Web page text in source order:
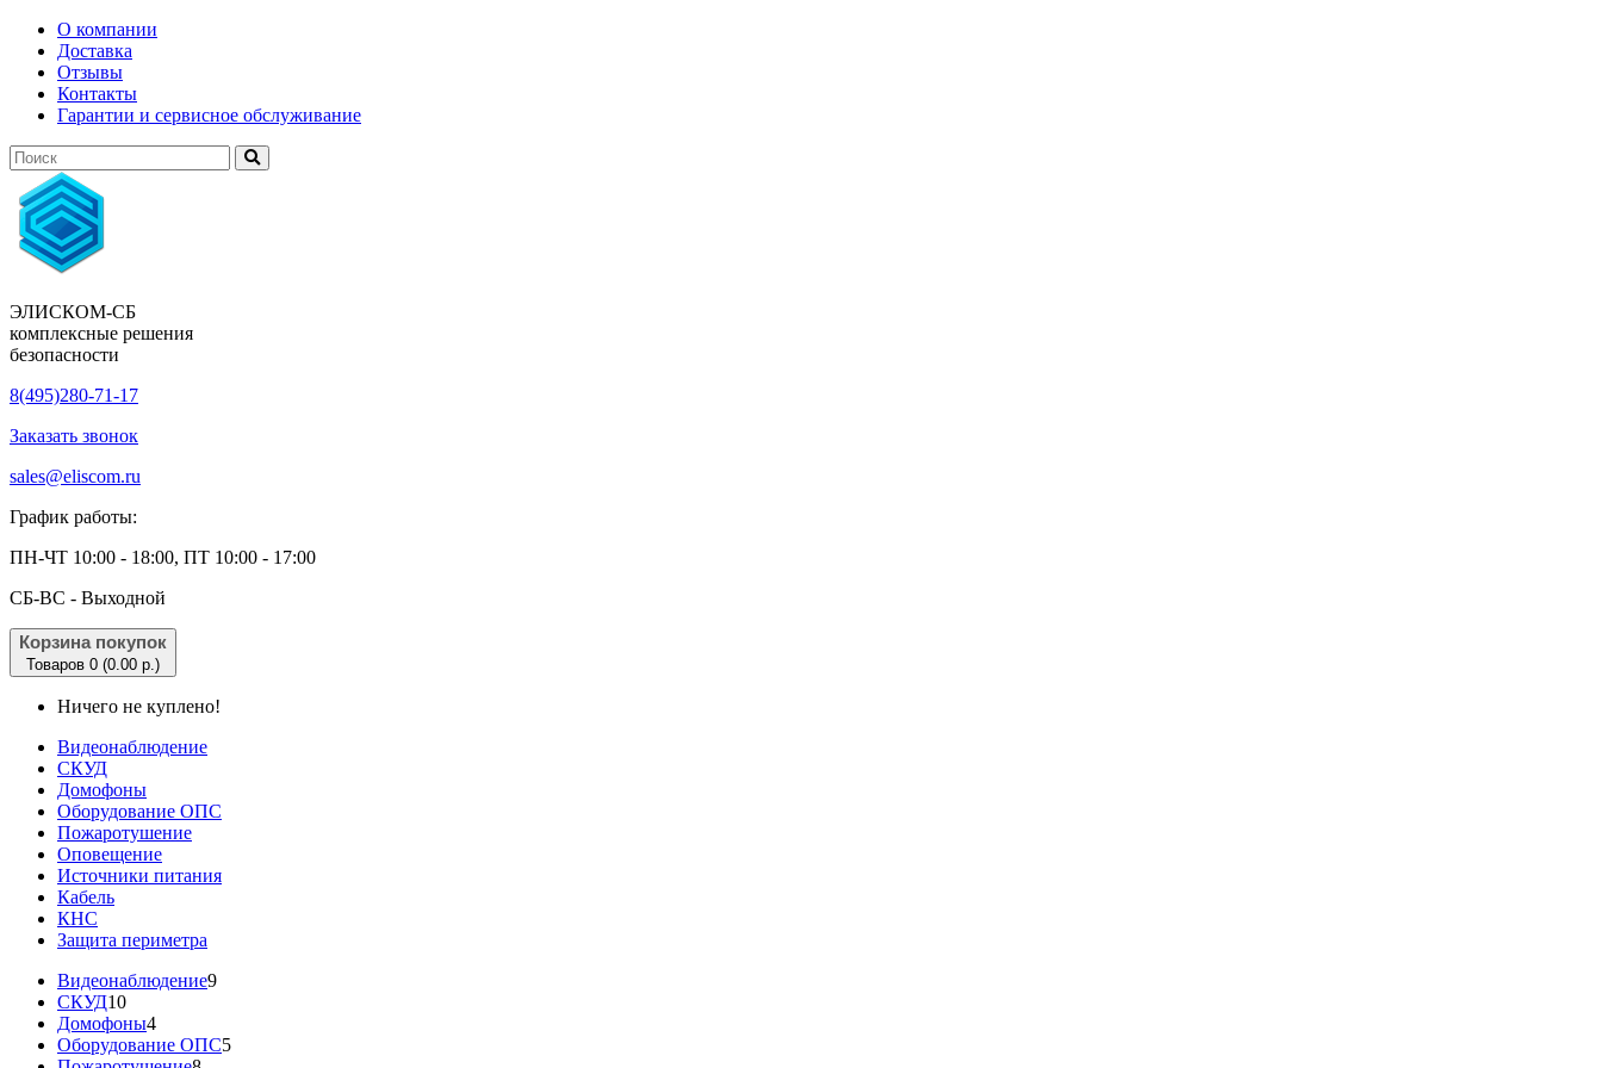
О компании
Доставка
Отзывы
Контакты
Гарантии и сервисное обслуживание
ЭЛИСКОМ-СБ
комплексные решения
безопасности
8(495)280-71-17
Заказать звонок
sales@eliscom.ru
График работы:
ПН-ЧТ 10:00 - 18:00, ПТ 10:00 - 17:00
CБ-ВС - Выходной
Корзина покупок
Товаров 0 (0.00 р.)
Ничего не куплено!
Видеонаблюдение
СКУД
Домофоны
Оборудование ОПС
Пожаротушение
Оповещение
Источники питания
Кабель
КНС
Защита периметра
Видеонаблюдение9
СКУД10
Домофоны4
Оборудование ОПС5